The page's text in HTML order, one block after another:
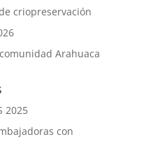
criopreservación
Arahuaca
2025
con